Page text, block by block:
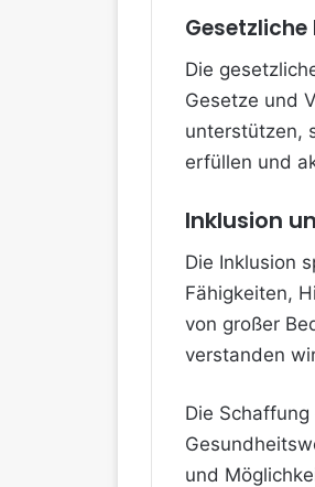
Die
Gesetze und
unterstützen,
erfüllen und
Inklusion
Die Inklusion
Fähigkeiten,
von großer
verstanden
Die
und